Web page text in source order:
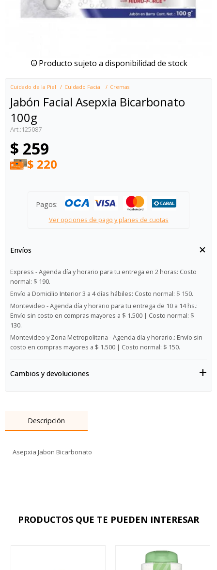
Producto sujeto a disponibilidad de stock
Cuidado de la Piel Cuidado Facial Cremas
Jabón Facial Asepxia Bicarbonato
100g
125087
$ 259
$ 220
Pagos:
Ver opciones de pago y planes de cuotas
Envíos
Express - Agenda día y horario para tu entrega en 2 horas: Costo
normal: $ 190.
Envío a Domicilio Interior 3 a 4 días hábiles: Costo normal: $ 150.
Montevideo - Agenda día y horario para tu entrega de 10 a 14 hs.:
Envío sin costo en compras mayores a $ 1.500 | Costo normal: $
130.
Montevideo y Zona Metropolitana - Agenda día y horario.: Envío sin
costo en compras mayores a $ 1.500 | Costo normal: $ 150.
Cambios y devoluciones
Descripción
Asepxia Jabon Bicarbonato
PRODUCTOS QUE TE PUEDEN INTERESAR